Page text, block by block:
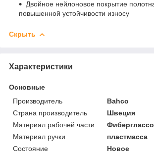
Двойное нейлоновое покрытие
повышенной устойчивости износу
Скрыть
Характеристики
Основные
Производитель
Bahco
Страна производитель
Швеция
Материал рабочей части
Материал ручки
пластмасса
Состояние
Новое